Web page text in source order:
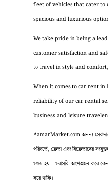
fleet of vehicles that cater to
spacious and luxurious
We take pride in being a
customer satisfaction and
to travel in style and
When it comes to car rent in
reliability of our car rental
business and leisure
AamarMarket.com অনন্য সেবাদাতা
পরিবর্তে, ক্রেতা এবং বিক্রেতাদের
সক্ষম হয় । সরাসরি অংশগ্রহন করে কেনা
করে থাকি।